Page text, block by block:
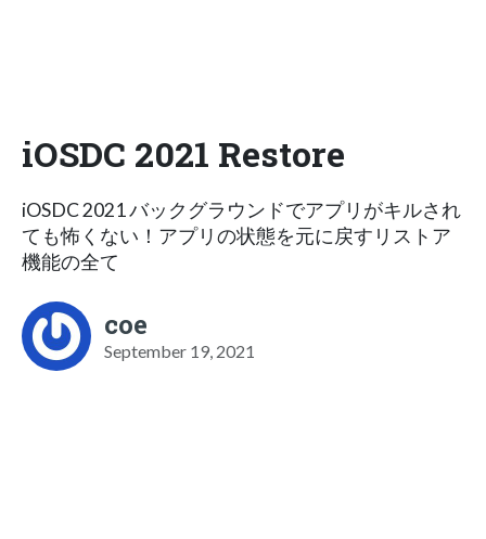
iOSDC 2021 Restore
iOSDC 2021 バックグラウンドでアプリがキルされ
ても怖くない！アプリの状態を元に戻すリストア
機能の全て
coe
September 19, 2021